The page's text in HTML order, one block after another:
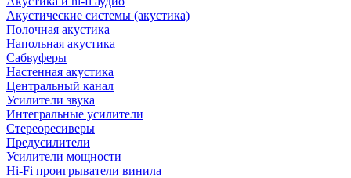
Акустические системы (акустика)
Полочная акустика
Напольная акустика
Сабвуферы
Настенная акустика
Центральный канал
Усилители звука
Интегральные усилители
Стереоресиверы
Предусилители
Усилители мощности
Hi-Fi проигрыватели винила